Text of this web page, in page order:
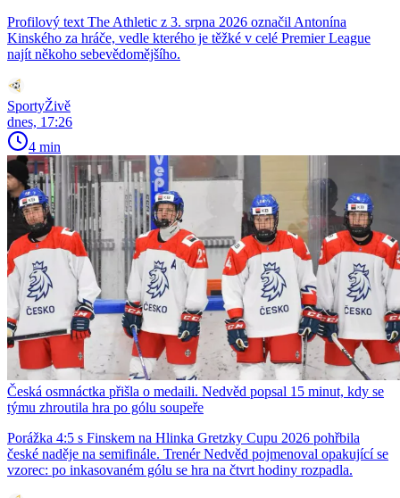
Profilový text The Athletic z 3. srpna 2026 označil Antonína
Kinského za hráče, vedle kterého je těžké v celé Premier League
najít někoho sebevědomějšího.
SportyŽivě
dnes, 17:26
4 min
Česká osmnáctka přišla o medaili. Nedvěd popsal 15 minut, kdy se
týmu zhroutila hra po gólu soupeře
Porážka 4:5 s Finskem na Hlinka Gretzky Cupu 2026 pohřbila
české naděje na semifinále. Trenér Nedvěd pojmenoval opakující se
vzorec: po inkasovaném gólu se hra na čtvrt hodiny rozpadla.